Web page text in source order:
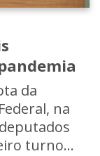
da
na
turno...